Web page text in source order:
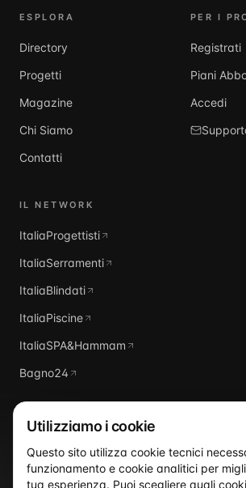
ESPLORA
Directory
Progetti
Magazine
Chi Siamo
Contatti
PER I
Registrati
Piani
Accedi
IL NETWORK
ItaliaProgettisti
ItaliaSerramenti
ItaliaBlindati
ItaliaPiscine
ItaliaSPA&Hammam
Bagno24
Utilizziamo i cookie
Questo sito utilizza cookie tecnici
funzionamento e cookie analitici per
tua esperienza. Puoi scegliere quali